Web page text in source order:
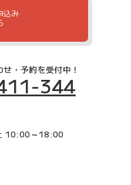
込み
・予約を受付中！
344
10:00～18:00